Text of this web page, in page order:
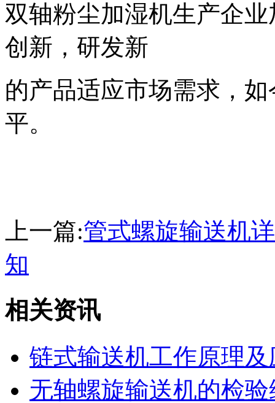
双轴粉尘加湿机生产企
创新，研发新
的产品适应市场需求，
平。
上一篇:管式螺旋输送机
知
相关资讯
链式输送机工作原理
无轴螺旋输送机的检验